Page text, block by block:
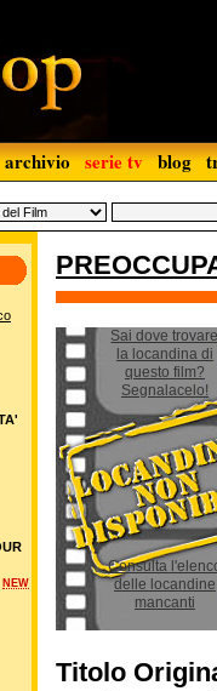
archivio serie tv blog
Sai dove
la locandina di
questo film?
Segnalacelo!
Consulta
delle locandine
mancanti
Titolo
NEW